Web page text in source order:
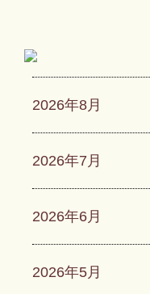
2026年8月
2026年7月
2026年6月
2026年5月